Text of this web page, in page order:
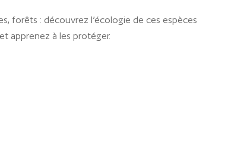
forêts : découvrez l’écologie de ces espèces
apprenez à les protéger.